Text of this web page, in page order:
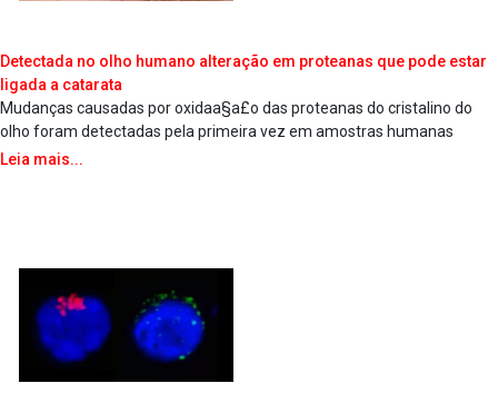
Detectada no olho humano alteração em protea­nas que pode estar
ligada a catarata
Mudanças causadas por oxidaa§a£o das protea­nas do cristalino do
olho foram detectadas pela primeira vez em amostras humanas
Leia mais...